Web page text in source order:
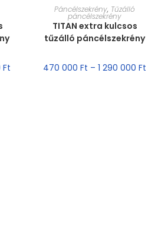
Ft
MÉRET VÁLASZTÁSA
Páncélszekrény, Tűzálló
páncélszekrény
TITAN extra kulcsos
tűzálló páncélszekrény
470 000Ft –1 290 000Ft